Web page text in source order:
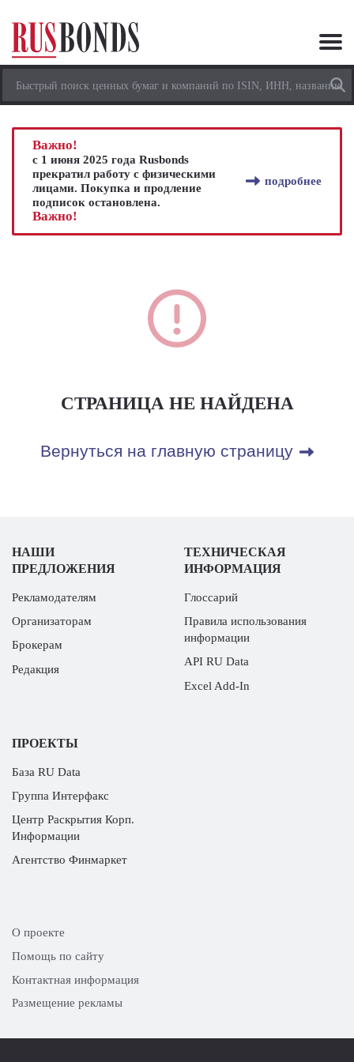
Важно!
с 1 июня 2025 года Rusbonds
прекратил работу с физическими
лицами. Покупка и продление
подписок остановлена.
подробнее
Важно!
СТРАНИЦА НЕ НАЙДЕНА
Вернуться на главную страницу
НАШИ
ПРЕДЛОЖЕНИЯ
Рекламодателям
Организаторам
Брокерам
Редакция
ТЕХНИЧЕСКАЯ
ИНФОРМАЦИЯ
Глоссарий
Правила использования
информации
API RU Data
Excel Add-In
ПРОЕКТЫ
База RU Data
Группа Интерфакс
Центр Раскрытия Корп.
Информации
Агентство Финмаркет
О проекте
Помощь по сайту
Контактная информация
Размещение рекламы